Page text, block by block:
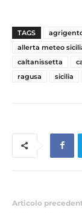
TAGS
allerta meteo
caltanissetta
ragusa
sicilia
Articolo